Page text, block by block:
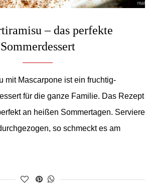
– das perfekte
Sommerdessert
mit Mascarpone ist ein fruchtig-
für die ganze Familie. Das Rezept
an heißen Sommertagen. Serviere
so schmeckt es am